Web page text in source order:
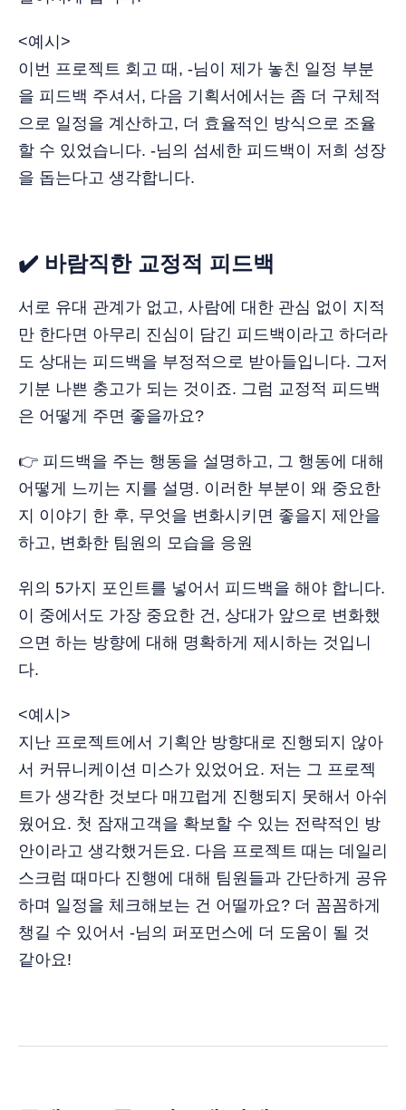
<예시>
이번 프로젝트 회고 때, -님이 제가 놓친 일정 부분
을 피드백 주셔서, 다음 기획서에서는 좀 더 구체적
으로 일정을 계산하고, 더 효율적인 방식으로 조율
할 수 있었습니다. -님의 섬세한 피드백이 저희 성장
을 돕는다고 생각합니다.
✔️ 바람직한 교정적 피드백
서로 유대 관계가 없고, 사람에 대한 관심 없이 지적
만 한다면 아무리 진심이 담긴 피드백이라고 하더라
도 상대는 피드백을 부정적으로 받아들입니다. 그저
기분 나쁜 충고가 되는 것이죠. 그럼 교정적 피드백
은 어떻게 주면 좋을까요?
👉 피드백을 주는 행동을 설명하고, 그 행동에 대해
어떻게 느끼는 지를 설명. 이러한 부분이 왜 중요한
지 이야기 한 후, 무엇을 변화시키면 좋을지 제안을
하고, 변화한 팀원의 모습을 응원
위의 5가지 포인트를 넣어서 피드백을 해야 합니다.
이 중에서도 가장 중요한 건, 상대가 앞으로 변화했
으면 하는 방향에 대해 명확하게 제시하는 것입니
다.
<예시>
지난 프로젝트에서 기획안 방향대로 진행되지 않아
서 커뮤니케이션 미스가 있었어요. 저는 그 프로젝
트가 생각한 것보다 매끄럽게 진행되지 못해서 아쉬
웠어요. 첫 잠재고객을 확보할 수 있는 전략적인 방
안이라고 생각했거든요. 다음 프로젝트 때는 데일리
스크럼 때마다 진행에 대해 팀원들과 간단하게 공유
하며 일정을 체크해보는 건 어떨까요? 더 꼼꼼하게
챙길 수 있어서 -님의 퍼포먼스에 더 도움이 될 것
같아요!